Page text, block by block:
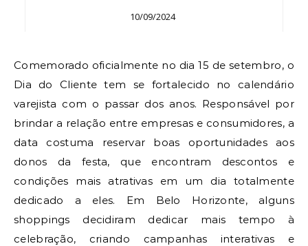
10/09/2024
Comemorado oficialmente no dia 15 de setembro, o
Dia do Cliente tem se fortalecido no calendário
varejista com o passar dos anos. Responsável por
brindar a relação entre empresas e consumidores, a
data costuma reservar boas oportunidades aos
donos da festa, que encontram descontos e
condições mais atrativas em um dia totalmente
dedicado a eles. Em Belo Horizonte, alguns
shoppings decidiram dedicar mais tempo à
celebração, criando campanhas interativas e